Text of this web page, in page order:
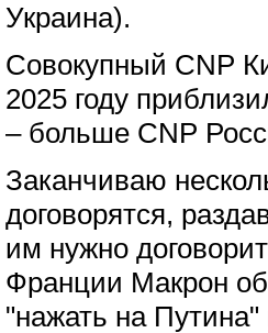
Украина).
Совокупный CNP
2025 году
– больше CNP
Заканчиваю
договорятся,
им нужно
Франции Макрон
"нажать на